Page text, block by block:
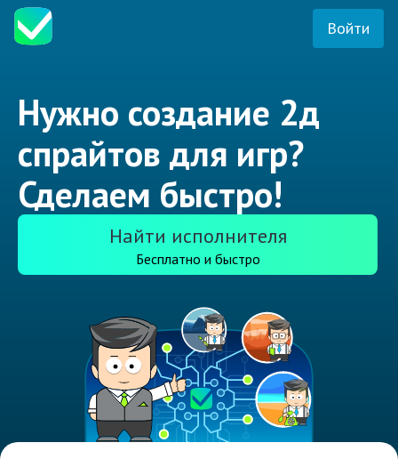
Войти
Нужно создание 2д
спрайтов для игр?
Сделаем быстро!
Найти исполнителя
Бесплатно и быстро